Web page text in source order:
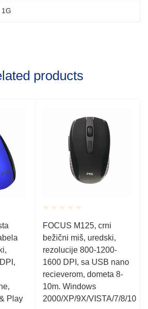
1G
products
Play
Rated
0.001
out
5
FOCUS M125, crni
bežični miš, uredski,
rezolucije 800-1200-
1600 DPI, sa USB nano
recieverom, dometa 8-
10m. Windows
2000/XP/9X/VISTA/7/8/10